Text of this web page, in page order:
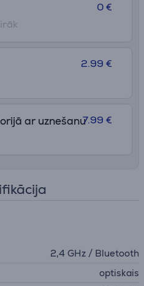
0 €
2.99 €
ar uznešanu7.99 €
2,4 GHz / Bluetooth
optiskais